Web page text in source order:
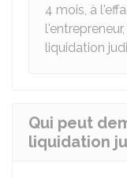
4 mois, à
liquidation
Qui peut
liquidation